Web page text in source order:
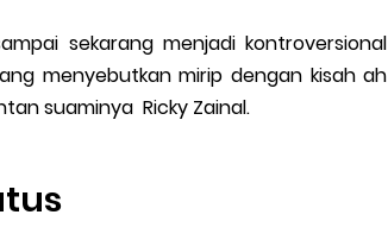
sekarang menjadi kontroversional
menyebutkan mirip dengan kisah ah
suaminya Ricky Zainal.